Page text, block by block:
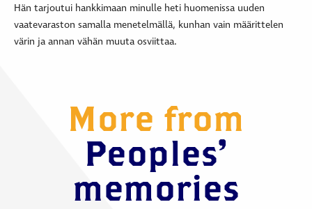
Hän tarjoutui hankkimaan minulle heti huomenissa uuden
vaatevaraston samalla menetelmällä, kunhan vain määrittelen
värin ja annan vähän muuta osviittaa.
More from
Peoples'
memories